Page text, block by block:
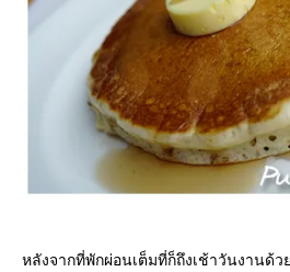
หลังจากที่พักผ่อนเต็มที่ก็ถึงเช้าวันงานด้ว